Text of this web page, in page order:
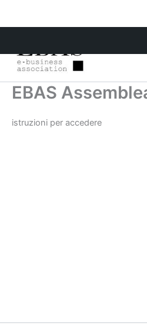
content
EBAS
istruzioni per accedere